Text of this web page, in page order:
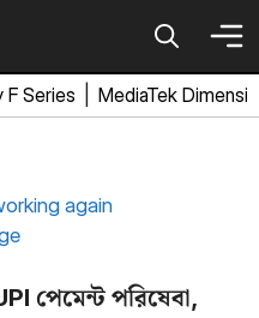
F Series MediaTek
পেমেন্ট পরিষেবা,